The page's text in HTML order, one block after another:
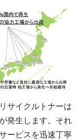
サイクルトナーは
発生します。それ
ービスを迅速丁寧